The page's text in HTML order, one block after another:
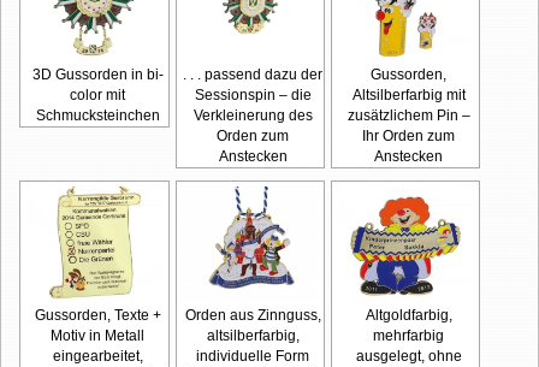
3D Gussorden in bi-
color mit
Schmucksteinchen
. . . passend dazu der
Sessionspin – die
Verkleinerung des
Orden zum
Anstecken
Gussorden,
Altsilberfarbig mit
zusätzlichem Pin –
Ihr Orden zum
Anstecken
Gussorden, Texte +
Motiv in Metall
eingearbeitet,
Orden aus Zinnguss,
altsilberfarbig,
individuelle Form
Altgoldfarbig,
mehrfarbig
ausgelegt, ohne